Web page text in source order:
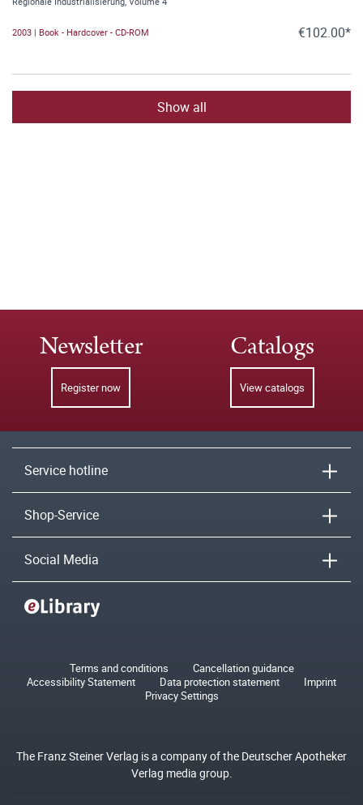
2003 | Book - Hardcover - CD-ROM €102.00*
Show all
Newsletter
Register now
Catalogs
View catalogs
Service hotline
Shop-Service
Social Media
Terms and conditions
Cancellation guidance
Accessibility Statement
Data protection statement
Imprint
Privacy Settings
The Franz Steiner Verlag is a company of the Deutscher Apotheker
Verlag media group.